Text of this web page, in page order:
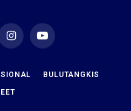
InstagramYouTube
BULUTANGKIS